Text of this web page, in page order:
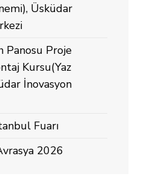
Üsküdar
Panosu Proje
Kursu(Yaz
İnovasyon
Fuarı
2026